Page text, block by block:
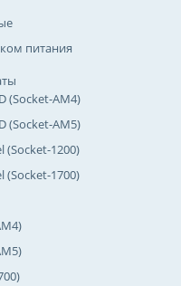
питания
(Socket-AM4)
(Socket-AM5)
(Socket-1200)
(Socket-1700)